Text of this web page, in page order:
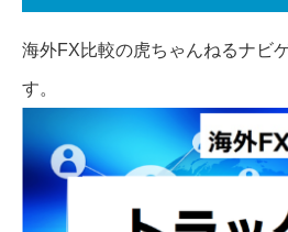
海外FX比較の虎ちゃんねるナビ
す。